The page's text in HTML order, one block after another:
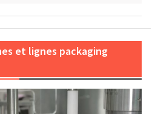
et lignes packaging